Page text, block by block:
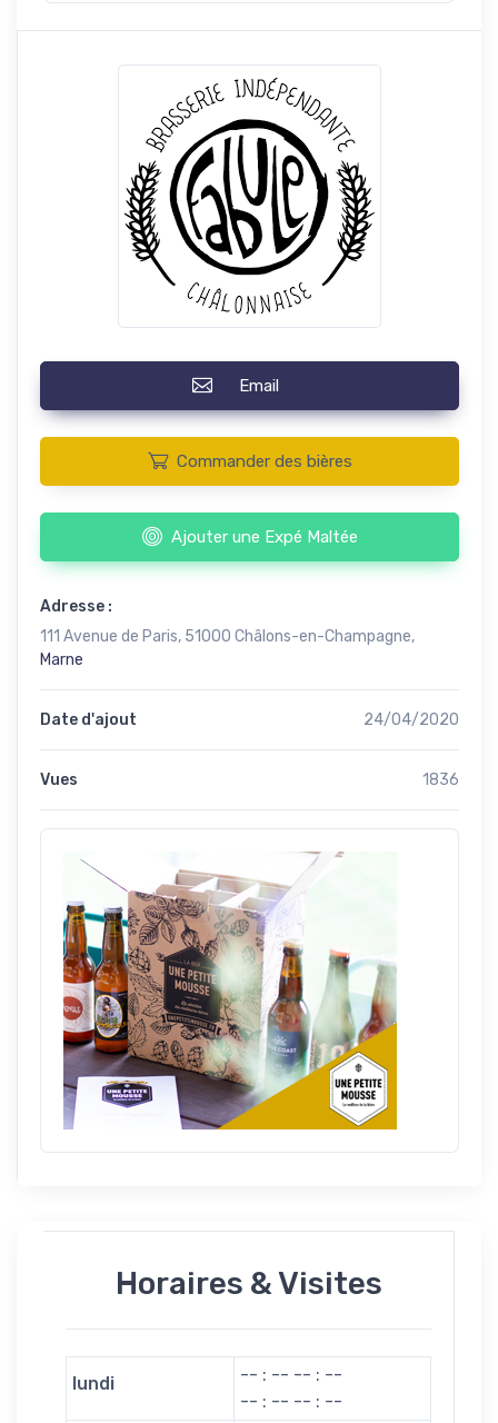
Email
Commander des bières
Ajouter une Expé Maltée
Adresse :
111 Avenue de Paris, 51000 Châlons-en-Champagne,
Marne
Date d'ajout 24/04/2020
Vues 1836
Horaires & Visites
lundi
-- : -- -- : --
-- : -- -- : --